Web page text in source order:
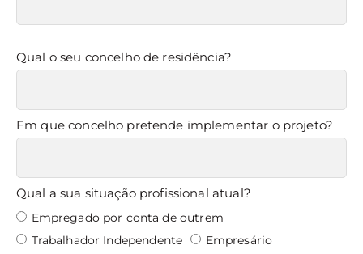
Qual o seu concelho de residência?
Em que concelho pretende implementar o projeto?
Qual a sua situação profissional atual?
Empregado por conta de outrem
Trabalhador Independente
Empresário